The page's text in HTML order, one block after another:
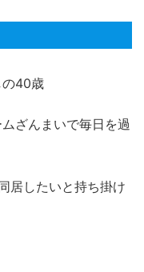
の40歳
ざんまいで毎日を過
居したいと持ち掛け